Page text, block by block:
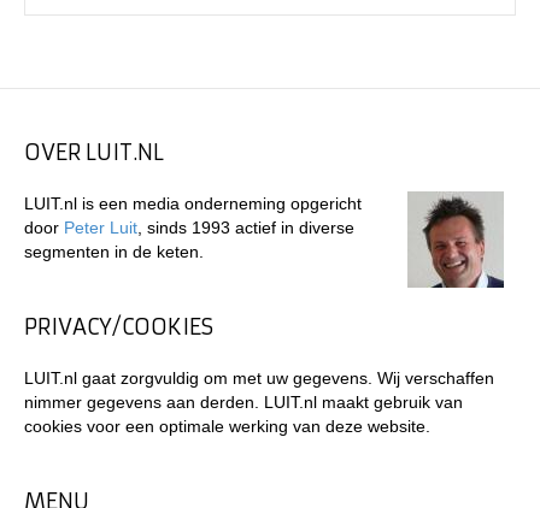
OVER LUIT.NL
LUIT.nl is een media onderneming opgericht
door Peter Luit , sinds 1993 actief in diverse
segmenten in de keten.
PRIVACY/COOKIES
LUIT.nl gaat zorgvuldig om met uw gegevens. Wij verschaffen
nimmer gegevens aan derden. LUIT.nl maakt gebruik van
cookies voor een optimale werking van deze website.
MENU